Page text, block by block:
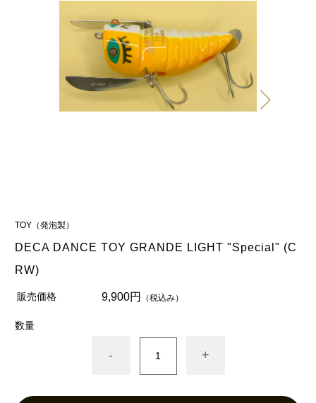
TOY（発泡製）
DECA DANCE TOY GRANDE LIGHT "Special" (C
RW)
販売価格 9,900円 （税込み）
数量
- +